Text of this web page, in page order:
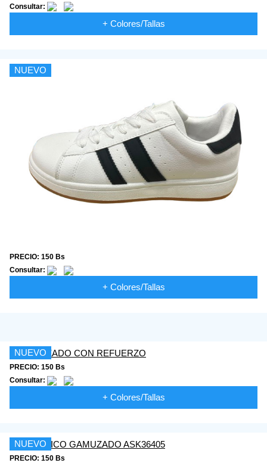
Consultar:
+ Colores/Tallas
NUEVO
PRECIO: 150 Bs
Consultar:
+ Colores/Tallas
NUEVO
PRECIO: 150 Bs
Consultar:
+ Colores/Tallas
NUEVO
PRECIO: 150 Bs